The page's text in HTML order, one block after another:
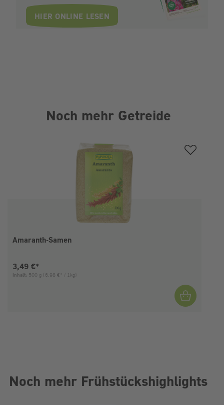
HIER ONLINE LESEN
Noch mehr Getreide
Amaranth-Samen
Aktueller Preis:
3,49 €*
Inhalt: 500 g (6,98 €* / 1kg)
Noch mehr Frühstückshighlights